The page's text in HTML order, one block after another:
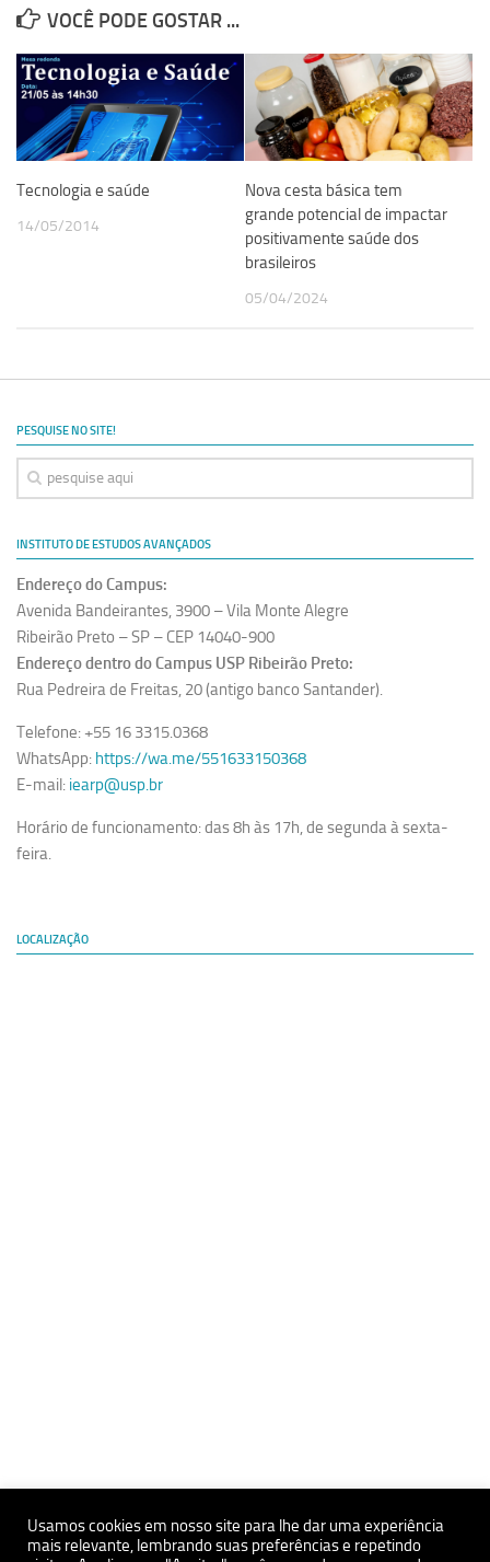
Polo Ribeirão Preto
Equipe
Estrutura do polo
Espaço de Eventos
Projetos
União Pró-Vacina
Publicações
Clipping
Relatórios
Revista Estudos Avançados
Espaço Cultural
Contato
VOCÊ PODE GOSTAR ...
Tecnologia e saúde
14/05/2014
Nova cesta básica tem
grande potencial de impactar
positivamente saúde dos
brasileiros
05/04/2024
PESQUISE NO SITE!
INSTITUTO DE ESTUDOS AVANÇADOS
Endereço do Campus:
Avenida Bandeirantes, 3900 – Vila Monte Alegre
Ribeirão Preto – SP – CEP 14040-900
Endereço dentro do Campus USP Ribeirão Preto:
Rua Pedreira de Freitas, 20 (antigo banco Santander).
Telefone: +55 16 3315.0368
WhatsApp: https://wa.me/551633150368
E-mail: iearp@usp.br
Horário de funcionamento: das 8h às 17h, de segunda à sexta-
feira.
LOCALIZAÇÃO
Usamos cookies em nosso site para lhe dar uma experiência
mais relevante, lembrando suas preferências e repetindo